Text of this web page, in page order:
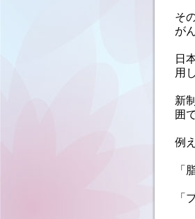
そ
が
日
用
新
囲
例
「
「